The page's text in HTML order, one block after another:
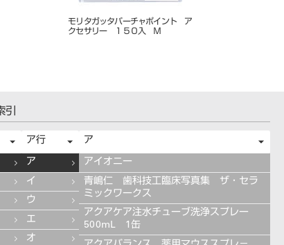
ャポイント ア
モリタガッタパーチャポイント ア
クセサリー １５０入細ＡＳＳ
引
ア行
ア
イ
ウ
エ
オ
ア
アイオニー
青嶋仁 歯科技工臨床写真集 ザ・セラ
ミックワークス
アクアケア注水チューブ洗浄スプレー
500mL 1缶